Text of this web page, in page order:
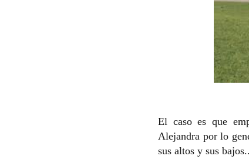
El caso es que
Alejandra por lo
sus altos y sus bajos..